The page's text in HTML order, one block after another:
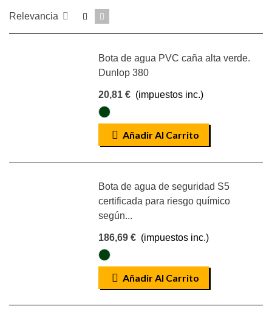
Relevancia
Bota de agua PVC caña alta verde.
Dunlop 380
20,81 € (impuestos inc.)
VERDE
Añadir Al Carrito
Bota de agua de seguridad S5
certificada para riesgo químico
según...
186,69 € (impuestos inc.)
VERDE
Añadir Al Carrito